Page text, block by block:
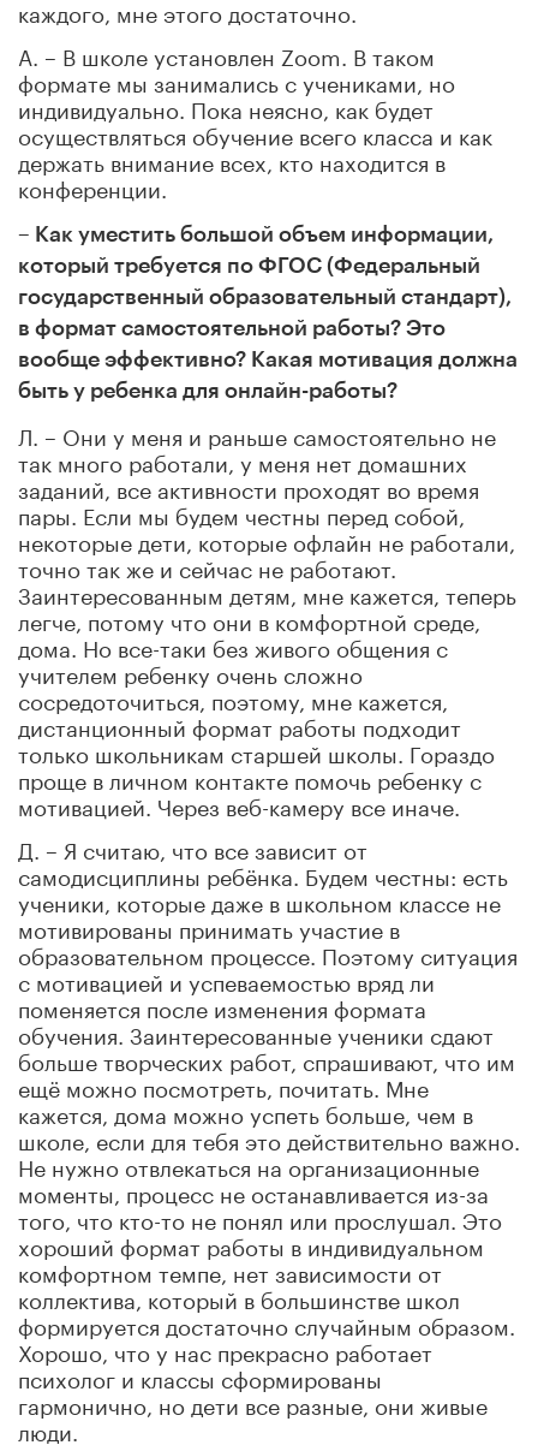
каждого, мне этого достаточно.
А. – В школе установлен Zoom. В таком
формате мы занимались с учениками, но
индивидуально. Пока неясно, как будет
осуществляться обучение всего класса и как
держать внимание всех, кто находится в
конференции.
– Как уместить большой объем информации,
который требуется по ФГОС (Федеральный
государственный образовательный стандарт),
в формат самостоятельной работы? Это
вообще эффективно? Какая мотивация должна
быть у ребенка для онлайн-работы?
Л. – Они у меня и раньше самостоятельно не
так много работали, у меня нет домашних
заданий, все активности проходят во время
пары. Если мы будем честны перед собой,
некоторые дети, которые офлайн не работали,
точно так же и сейчас не работают.
Заинтересованным детям, мне кажется, теперь
легче, потому что они в комфортной среде,
дома. Но все-таки без живого общения с
учителем ребенку очень сложно
сосредоточиться, поэтому, мне кажется,
дистанционный формат работы подходит
только школьникам старшей школы. Гораздо
проще в личном контакте помочь ребенку с
мотивацией. Через веб-камеру все иначе.
Д. – Я считаю, что все зависит от
самодисциплины ребёнка. Будем честны: есть
ученики, которые даже в школьном классе не
мотивированы принимать участие в
образовательном процессе. Поэтому ситуация
с мотивацией и успеваемостью вряд ли
поменяется после изменения формата
обучения. Заинтересованные ученики сдают
больше творческих работ, спрашивают, что им
ещё можно посмотреть, почитать. Мне
кажется, дома можно успеть больше, чем в
школе, если для тебя это действительно важно.
Не нужно отвлекаться на организационные
моменты, процесс не останавливается из-за
того, что кто-то не понял или прослушал. Это
хороший формат работы в индивидуальном
комфортном темпе, нет зависимости от
коллектива, который в большинстве школ
формируется достаточно случайным образом.
Хорошо, что у нас прекрасно работает
психолог и классы сформированы
гармонично, но дети все разные, они живые
люди.